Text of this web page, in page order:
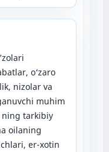
o‘zaro
nizolar va
muhim
ning tarkibiy
oilaning
er-xotin